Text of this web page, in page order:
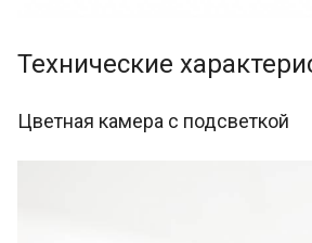
Технические
Цветная камера с подсветкой